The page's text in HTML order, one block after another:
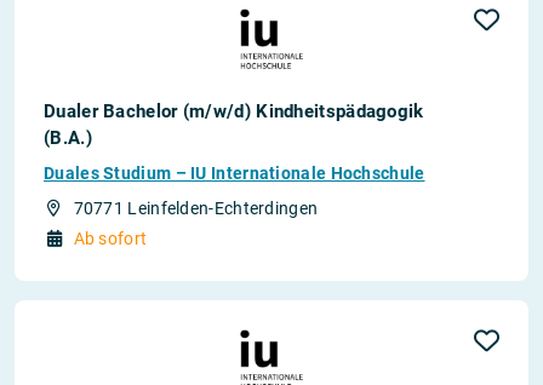
Dualer Bachelor (m/w/d) Kindheitspädagogik
(B.A.)
Duales Studium – IU Internationale Hochschule
70771 Leinfelden-Echterdingen
Ab sofort